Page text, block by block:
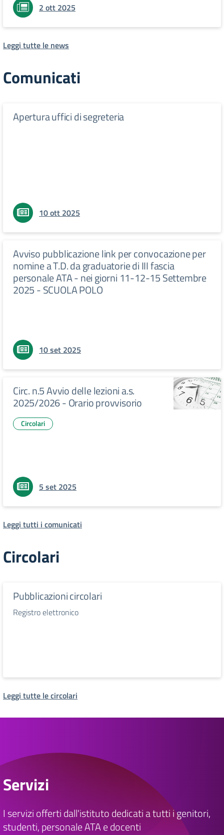
2 ott 2025
Leggi tutte le news
Comunicati
Apertura uffici di segreteria
10 ott 2025
Avviso pubblicazione link per convocazione per
nomine a T.D. da graduatorie di III fascia
personale ATA - nei giorni 11-12-15 Settembre
2025 - SCUOLA POLO
10 set 2025
Circ. n.5 Avvio delle lezioni a.s.
2025/2026 - Orario provvisorio
Circolari
5 set 2025
Leggi tutti i comunicati
Circolari
Pubblicazioni circolari
Registro elettronico
Leggi tutte le circolari
Servizi
I servizi offerti dall'istituto dedicati a tutti i genitori,
studenti, personale ATA e docenti